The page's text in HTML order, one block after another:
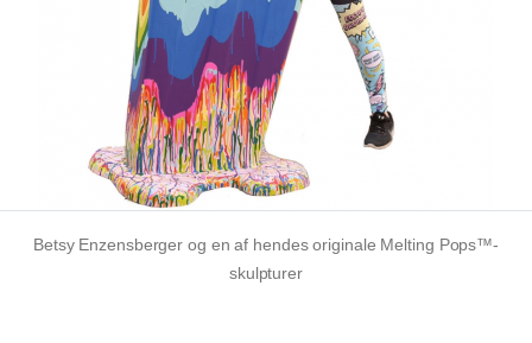
Betsy Enzensberger og en af ​​hendes originale Melting Pops™-
skulpturer